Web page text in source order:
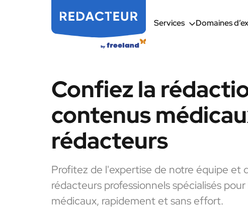
Services Domaines
Confiez la
contenus
rédacteurs
Profitez de l'expertise de notre équipe et
rédacteurs professionnels spécialisés
médicaux, rapidement et sans effort.